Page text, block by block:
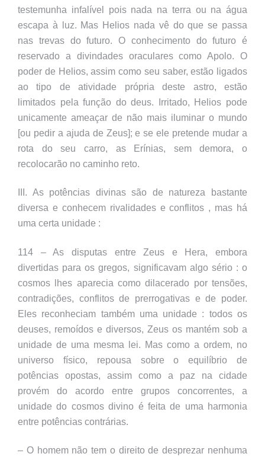
testemunha infalível pois nada na terra ou na água
escapa à luz. Mas Helios nada vê do que se passa
nas trevas do futuro. O conhecimento do futuro é
reservado a divindades oraculares como Apolo. O
poder de Helios, assim como seu saber, estão ligados
ao tipo de atividade própria deste astro, estão
limitados pela função do deus. Irritado, Helios pode
unicamente ameaçar de não mais iluminar o mundo
[ou pedir a ajuda de Zeus]; e se ele pretende mudar a
rota do seu carro, as Erínias, sem demora, o
recolocarão no caminho reto.
III. As potências divinas são de natureza bastante
diversa e conhecem rivalidades e conflitos , mas há
uma certa unidade :
114 – As disputas entre Zeus e Hera, embora
divertidas para os gregos, significavam algo sério : o
cosmos lhes aparecia como dilacerado por tensões,
contradições, conflitos de prerrogativas e de poder.
Eles reconheciam também uma unidade : todos os
deuses, remoídos e diversos, Zeus os mantém sob a
unidade de uma mesma lei. Mas como a ordem, no
universo físico, repousa sobre o equilíbrio de
potências opostas, assim como a paz na cidade
provém do acordo entre grupos concorrentes, a
unidade do cosmos divino é feita de uma harmonia
entre potências contrárias.
– O homem não tem o direito de desprezar nenhuma